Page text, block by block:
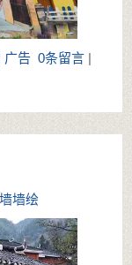
广告 0条留言 |
墙绘